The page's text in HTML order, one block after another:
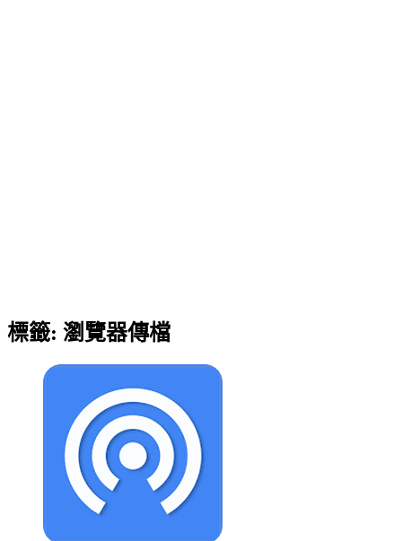
標籤: 瀏覽器傳檔